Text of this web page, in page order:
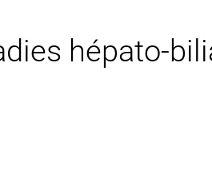
hépato-